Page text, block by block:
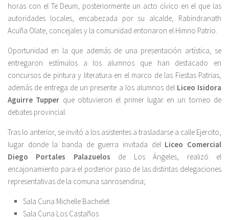
horas con el Te Deum, posteriormente un acto cívico en el que las
autoridades locales, encabezada por su alcalde, Rabindranath
Acuña Olate, concejales y la comunidad entonaron el Himno Patrio.
Oportunidad en la que además de una presentación artística, se
entregaron estímulos a los alumnos que han destacado en
concursos de pintura y literatura en el marco de las Fiestas Patrias,
además de entrega de un presente a los alumnos del Liceo Isidora
Aguirre Tupper que obtuvieron el primer lugar en un torneo de
debates provincial.
Tras lo anterior, se invitó a los asistentes a trasladarse a calle Ejercito,
lugar donde la banda de guerra invitada del Liceo Comercial
Diego Portales Palazuelos de Los Ángeles, realizó el
encajonamiento para el posterior paso de las distintas delegaciones
representativas de la comuna sanrosendina;
Sala Cuna Michelle Bachelet
Sala Cuna Los Castaños